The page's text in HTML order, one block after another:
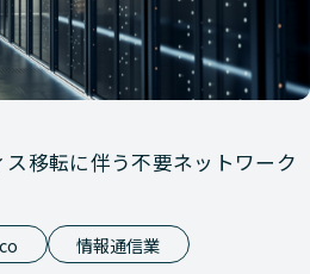
ス移転に伴う不要ネットワーク
情報通信業